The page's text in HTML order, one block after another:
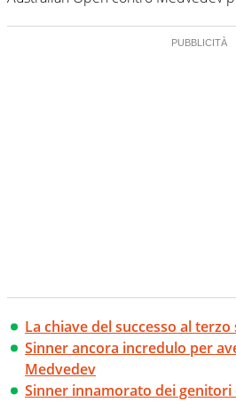
La chiave del successo al terzo
Sinner ancora incredulo per
Medvedev
Sinner innamorato dei genitori